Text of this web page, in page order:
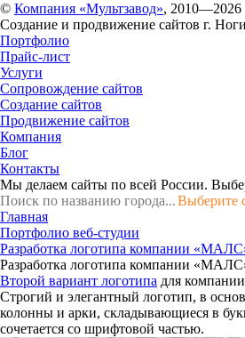
© Компания «Мультзавод», 2010—2026
Создание и продвижение сайтов г.
Портфолио
Прайс-лист
Услуги
Сопровождение сайтов
Создание сайтов
Продвижение сайтов
Компания
Блог
Контакты
Мы делаем сайты по всей России.
Выберите
Главная
Портфолио веб-студии
Разработка логотипа компании
Разработка логотипа компании
Второй вариант логотипа для
Строгий и элегантный логотип, в
колонны и арки, складывающиеся в
сочетается со шрифтовой частью.